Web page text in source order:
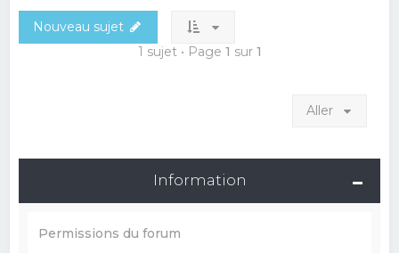
Nouveau sujet
1 sujet • Page 1 sur 1
Aller
Information
Permissions du forum